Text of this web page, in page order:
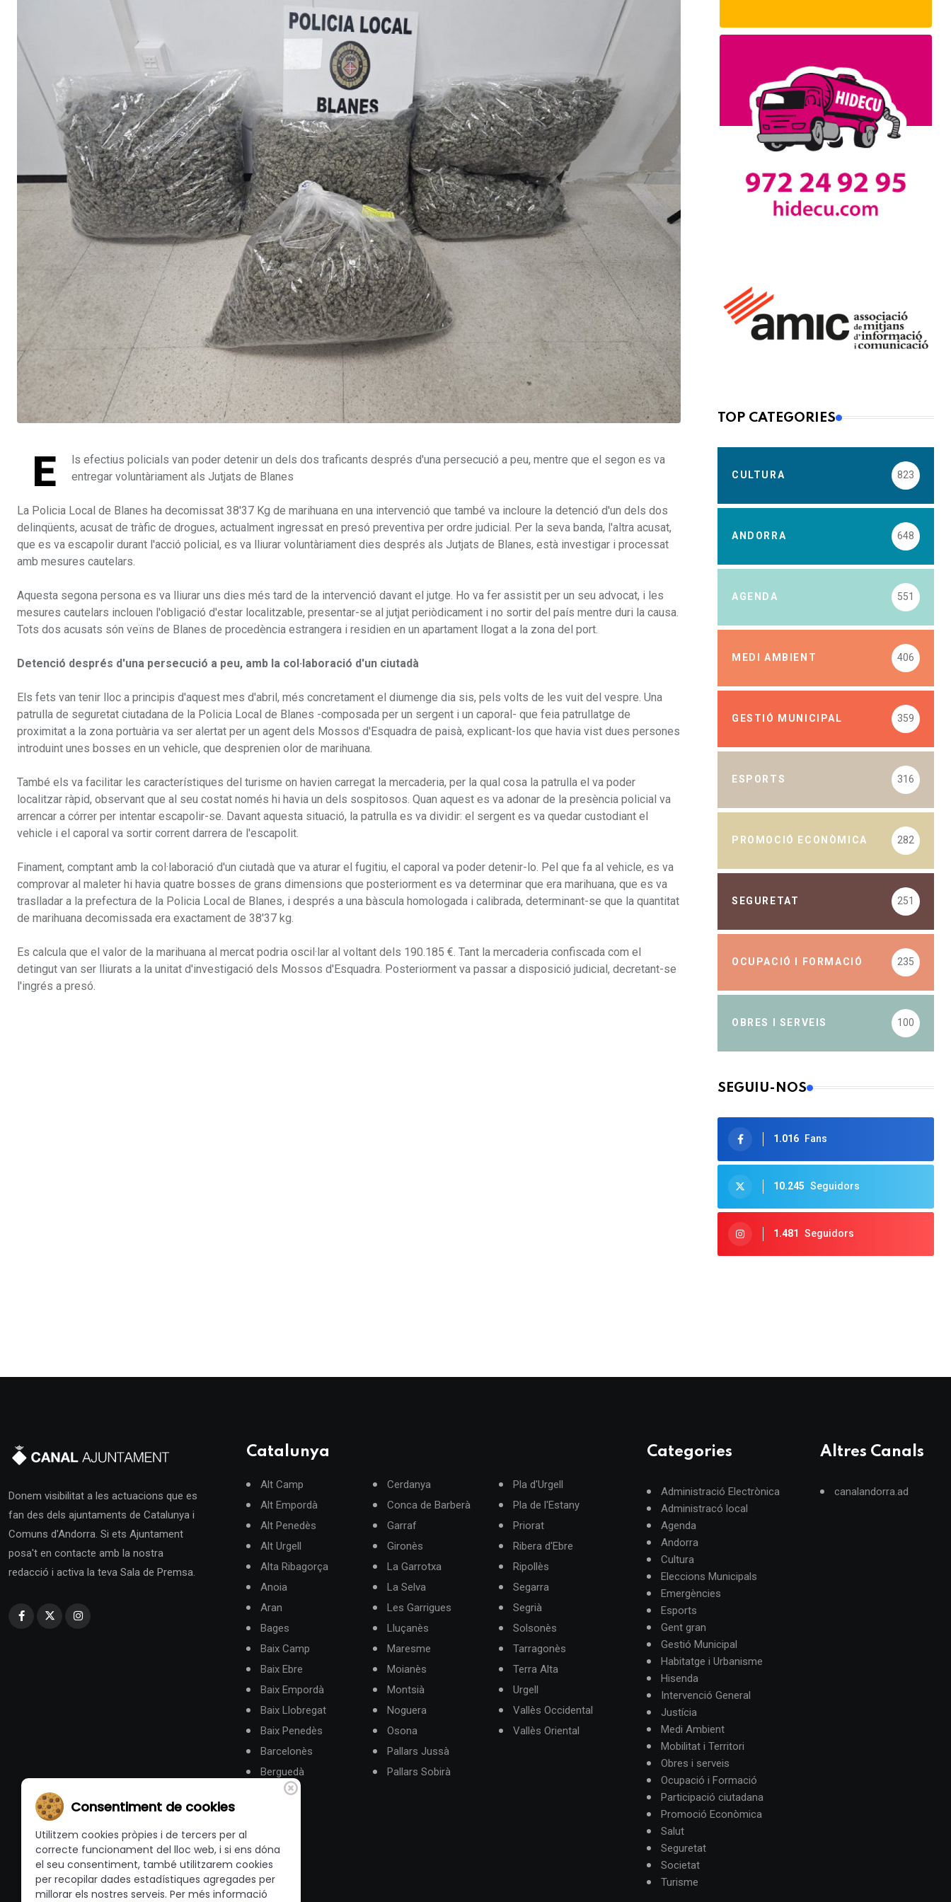
E
ls efectius policials van poder detenir un dels dos traficants després d'una persecució a peu, mentre que el segon es va
entregar voluntàriament als Jutjats de Blanes
La Policia Local de Blanes ha decomissat 38'37 Kg de marihuana en una intervenció que també va incloure la detenció d'un dels dos
delinqüents, acusat de tràfic de drogues, actualment ingressat en presó preventiva per ordre judicial. Per la seva banda, l'altra acusat,
que es va escapolir durant l'acció policial, es va lliurar voluntàriament dies després als Jutjats de Blanes, està investigar i processat
amb mesures cautelars.
Aquesta segona persona es va lliurar uns dies més tard de la intervenció davant el jutge. Ho va fer assistit per un seu advocat, i les
mesures cautelars inclouen l'obligació d'estar localitzable, presentar-se al jutjat periòdicament i no sortir del país mentre duri la causa.
Tots dos acusats són veïns de Blanes de procedència estrangera i residien en un apartament llogat a la zona del port.
Detenció després d'una persecució a peu, amb la col·laboració d'un ciutadà
Els fets van tenir lloc a principis d'aquest mes d'abril, més concretament el diumenge dia sis, pels volts de les vuit del vespre. Una
patrulla de seguretat ciutadana de la Policia Local de Blanes -composada per un sergent i un caporal- que feia patrullatge de
proximitat a la zona portuària va ser alertat per un agent dels Mossos d'Esquadra de paisà, explicant-los que havia vist dues persones
introduint unes bosses en un vehicle, que desprenien olor de marihuana.
També els va facilitar les característiques del turisme on havien carregat la mercaderia, per la qual cosa la patrulla el va poder
localitzar ràpid, observant que al seu costat només hi havia un dels sospitosos. Quan aquest es va adonar de la presència policial va
arrencar a córrer per intentar escapolir-se. Davant aquesta situació, la patrulla es va dividir: el sergent es va quedar custodiant el
vehicle i el caporal va sortir corrent darrera de l'escapolit.
Finament, comptant amb la col·laboració d'un ciutadà que va aturar el fugitiu, el caporal va poder detenir-lo. Pel que fa al vehicle, es va
comprovar al maleter hi havia quatre bosses de grans dimensions que posteriorment es va determinar que era marihuana, que es va
traslladar a la prefectura de la Policia Local de Blanes, i després a una bàscula homologada i calibrada, determinant-se que la quantitat
de marihuana decomissada era exactament de 38'37 kg.
Es calcula que el valor de la marihuana al mercat podria oscil·lar al voltant dels 190.185 €. Tant la mercaderia confiscada com el
detingut van ser lliurats a la unitat d'investigació dels Mossos d'Esquadra. Posteriorment va passar a disposició judicial, decretant-se
l'ingrés a presó.
TOP CATEGORIES
CULTURA 823
ANDORRA 648
AGENDA 551
MEDI AMBIENT 406
GESTIÓ MUNICIPAL 359
ESPORTS 316
PROMOCIÓ ECONÒMICA 282
SEGURETAT 251
OCUPACIÓ I FORMACIÓ 235
OBRES I SERVEIS 100
SEGUIU-NOS
1.016 Fans
10.245 Seguidors
1.481 Seguidors
Donem visibilitat a les actuacions que es
fan des dels ajuntaments de Catalunya i
Comuns d'Andorra. Si ets Ajuntament
posa't en contacte amb la nostra
redacció i activa la teva Sala de Premsa.
Catalunya
Alt Camp
Alt Empordà
Alt Penedès
Alt Urgell
Alta Ribagorça
Anoia
Aran
Bages
Baix Camp
Baix Ebre
Baix Empordà
Baix Llobregat
Baix Penedès
Barcelonès
Berguedà
Cerdanya
Conca de Barberà
Garraf
Gironès
La Garrotxa
La Selva
Les Garrigues
Lluçanès
Maresme
Moianès
Montsià
Noguera
Osona
Pallars Jussà
Pallars Sobirà
Pla d'Urgell
Pla de l'Estany
Priorat
Ribera d'Ebre
Ripollès
Segarra
Segrià
Solsonès
Tarragonès
Terra Alta
Urgell
Vallès Occidental
Vallès Oriental
Categories
Administració Electrònica
Administracó local
Agenda
Andorra
Cultura
Eleccions Municipals
Emergències
Esports
Gent gran
Gestió Municipal
Habitatge i Urbanisme
Hisenda
Intervenció General
Justícia
Medi Ambient
Mobilitat i Territori
Obres i serveis
Ocupació i Formació
Participació ciutadana
Promoció Econòmica
Salut
Seguretat
Societat
Turisme
Altres Canals
canalandorra.ad
Consentiment de cookies
Utilitzem cookies pròpies i de tercers per al
correcte funcionament del lloc web, i si ens dóna
el seu consentiment, també utilitzarem cookies
per recopilar dades estadístiques agregades per
millorar els nostres serveis. Per més informació